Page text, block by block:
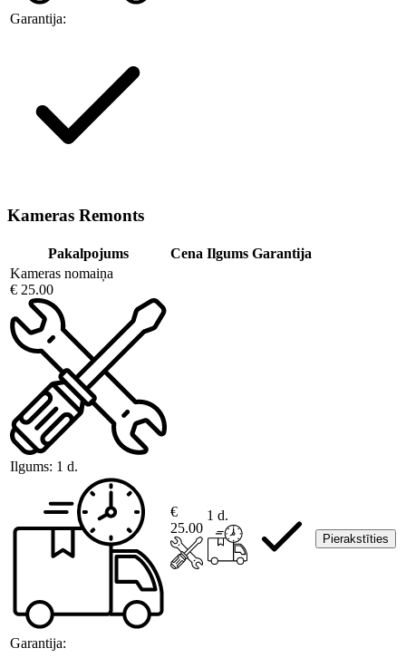
Garantija:
Kameras Remonts
Pakalpojums Cena Ilgums Garantija
Kameras nomaiņa
€ 25.00
Ilgums: 1 d.
Garantija:
€
25.00
1 d.
Pierakstīties